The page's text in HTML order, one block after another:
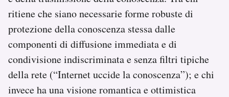
ritiene che siano necessarie forme robuste di
protezione della conoscenza stessa dalle
componenti di diffusione immediata e di
condivisione indiscriminata e senza filtri tipiche
della rete (“Internet uccide la conoscenza”); e chi
invece ha una visione romantica e ottimistica